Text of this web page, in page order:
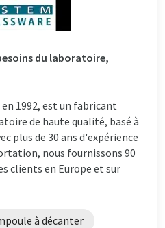
du laboratoire,
1992, est un fabricant
de haute qualité, basé à
plus de 30 ans d'expérience
nous fournissons 90
clients en Europe et sur
à décanter